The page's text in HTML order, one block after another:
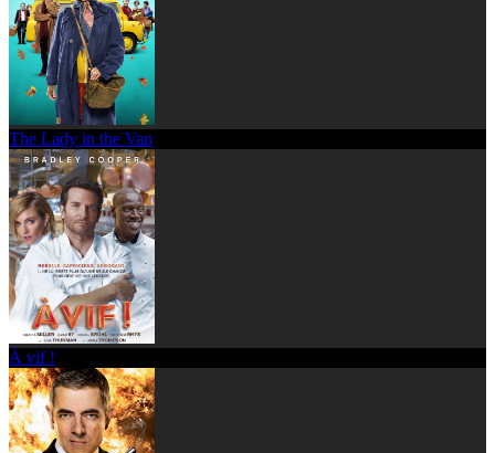
The Lady in the Van
À vif !